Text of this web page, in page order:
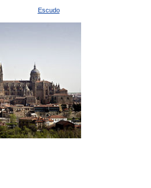
Escudo